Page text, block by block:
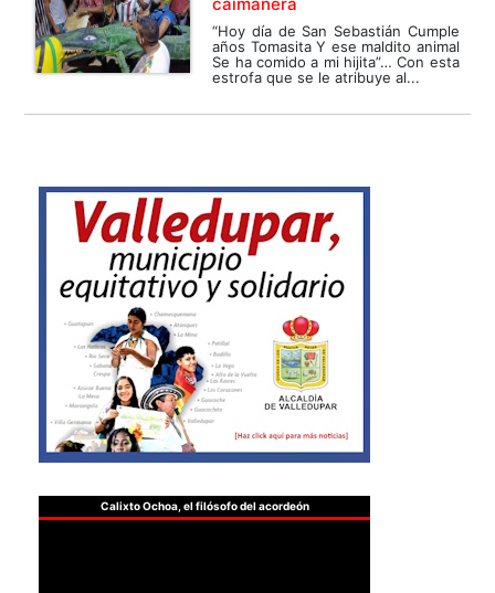
caimanera
“Hoy día de San Sebastián Cumple
años Tomasita Y ese maldito animal
Se ha comido a mi hijita”… Con esta
estrofa que se le atribuye al...
Calixto Ochoa, el filósofo del acordeón